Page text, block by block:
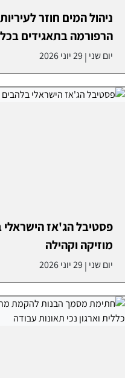
ניהול המים חוזר
הרפורמה בתאגידים
יום שני | 29 יוני 2026
פסטיבל הג'אז
מוזיקה וקהילה
יום שני | 29 יוני 2026